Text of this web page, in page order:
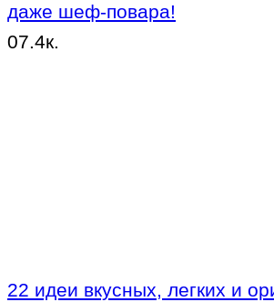
даже шеф-повара!
07.4к.
22 идеи вкусных, легких и